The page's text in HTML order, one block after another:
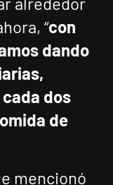
“con
dando
dos
de
mencionó